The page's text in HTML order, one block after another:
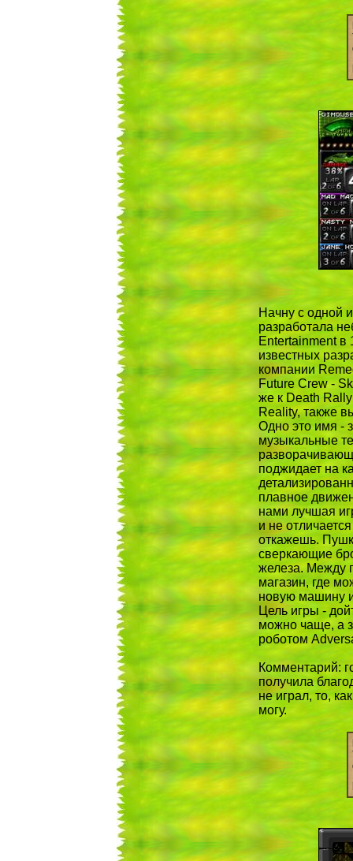
Начну с одной
разработала
Entertainment в
известных
компании
Future Crew -
же к Death
Reality, также
Одно это имя -
музыкальные
поджидает на
плавное
нами лучшая
и не
откажешь.
сверкающие
железа. Между
магазин, где
новую машину
Цель игры -
можно чаще, а
роботом
Комментарий:
получила
не играл, то,
могу.